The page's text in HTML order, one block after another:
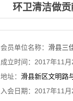
环卫清洁做
会员单位名称： 滑县三
成立时间：2017年11月
地址： 滑县新区文明路
入会日期： 2017年11月